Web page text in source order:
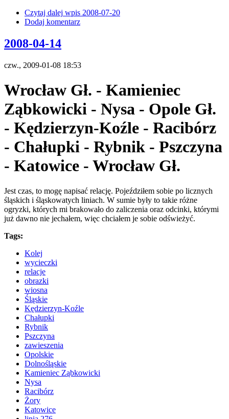
Czytaj dalej wpis 2008-07-20
Dodaj komentarz
2008-04-14
czw., 2009-01-08 18:53
Wrocław Gł. - Kamieniec
Ząbkowicki - Nysa - Opole Gł.
- Kędzierzyn-Koźle - Racibórz
- Chałupki - Rybnik - Pszczyna
- Katowice - Wrocław Gł.
Jest czas, to mogę napisać relację. Pojeździłem sobie po licznych
śląskich i śląskowatych liniach. W sumie były to takie różne
ogryzki, których mi brakowało do zaliczenia oraz odcinki, którymi
już dawno nie jechałem, więc chciałem je sobie odświeżyć.
Tags:
Kolej
wycieczki
relacje
obrazki
wiosna
Śląskie
Kędzierzyn-Koźle
Chałupki
Rybnik
Pszczyna
zawieszenia
Opolskie
Dolnośląskie
Kamieniec Ząbkowicki
Nysa
Racibórz
Żory
Katowice